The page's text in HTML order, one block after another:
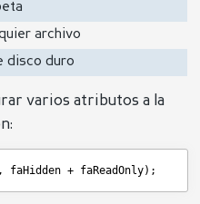
archivo
disco duro
varios atributos a la
, faHidden + faReadOnly);